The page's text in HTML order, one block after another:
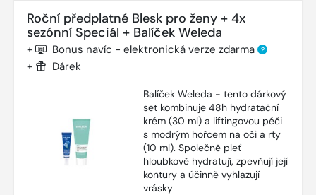
Roční předplatné Blesk pro ženy + 4x
sezónní Speciál + Balíček Weleda
+ Bonus navíc - elektronická verze zdarma ?
+ Dárek
Balíček Weleda - tento dárkový
set kombinuje 48h hydratační
krém (30 ml) a liftingovou péči
s modrým hořcem na oči a rty
(10 ml). Společně pleť
hloubkově hydratují, zpevňují její
kontury a účinně vyhlazují
vrásky